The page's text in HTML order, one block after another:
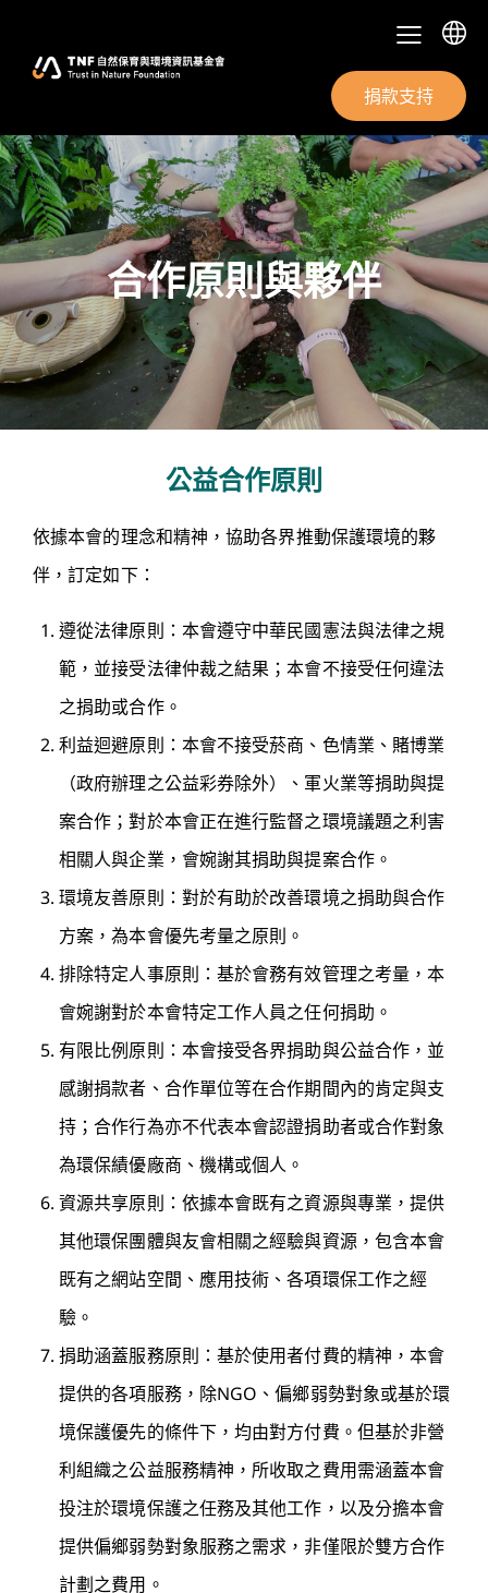
捐款支持
合作原則與夥伴
公益合作原則
依據本會的理念和精神，協助各界推動保護環境的夥
伴，訂定如下：
遵從法律原則：本會遵守中華民國憲法與法律之規
範，並接受法律仲裁之結果；本會不接受任何違法
之捐助或合作。
利益迴避原則：本會不接受菸商、色情業、賭博業
（政府辦理之公益彩券除外）、軍火業等捐助與提
案合作；對於本會正在進行監督之環境議題之利害
相關人與企業，會婉謝其捐助與提案合作。
環境友善原則：對於有助於改善環境之捐助與合作
方案，為本會優先考量之原則。
排除特定人事原則：基於會務有效管理之考量，本
會婉謝對於本會特定工作人員之任何捐助。
有限比例原則：本會接受各界捐助與公益合作，並
感謝捐款者、合作單位等在合作期間內的肯定與支
持；合作行為亦不代表本會認證捐助者或合作對象
為環保績優廠商、機構或個人。
資源共享原則：依據本會既有之資源與專業，提供
其他環保團體與友會相關之經驗與資源，包含本會
既有之網站空間、應用技術、各項環保工作之經
驗。
捐助涵蓋服務原則：基於使用者付費的精神，本會
提供的各項服務，除NGO、偏鄉弱勢對象或基於環
境保護優先的條件下，均由對方付費。但基於非營
利組織之公益服務精神，所收取之費用需涵蓋本會
投注於環境保護之任務及其他工作，以及分擔本會
提供偏鄉弱勢對象服務之需求，非僅限於雙方合作
計劃之費用。